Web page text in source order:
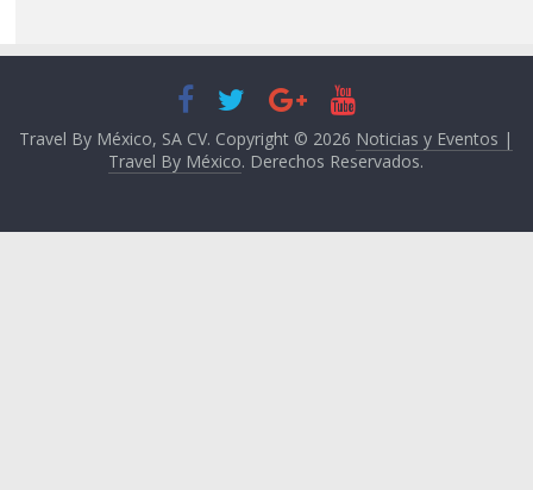
Travel By México, SA CV. Copyright © 2026 Noticias y Eventos |
Travel By México. Derechos Reservados.